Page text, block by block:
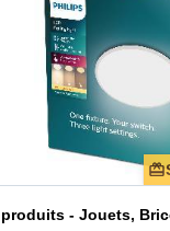
Lot de 1416 unités de